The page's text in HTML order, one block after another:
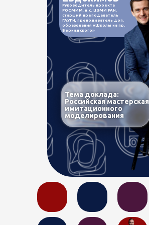
Руководитель проекта
РОСМИМ, н.с. ЦЭМИ РАН,
старший преподаватель
ГАУГН, преподаватель доп.
образования «Школы на пр.
Вернадского»
Тема доклада:
Российская мастерская
имитационного
моделирования